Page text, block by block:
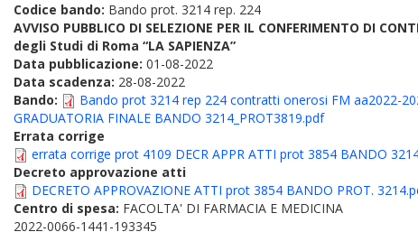
Codice bando: Bando prot. 3214 rep. 224
AVVISO PUBBLICO DI SELEZIONE PER IL CONFERIMENTO DI
degli Studi di Roma “LA SAPIENZA”
Data pubblicazione: 01-08-2022
Data scadenza: 28-08-2022
Bando:
Bando prot 3214 rep 224 contratti onerosi FM aa2022-
GRADUATORIA FINALE BANDO 3214_PROT3819.pdf
Errata corrige
errata corrige prot 4109 DECR APPR ATTI prot 3854 BANDO
Decreto approvazione atti
DECRETO APPROVAZIONE ATTI prot 3854 BANDO PROT.
Centro di spesa: FACOLTA' DI FARMACIA E MEDICINA
2022-0066-1441-193345